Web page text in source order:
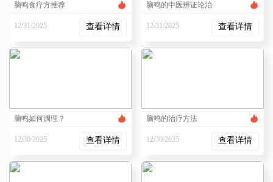
脑鸣食疗方推荐
12/31/2025
查看详情
脑鸣的中医辨证论治
12/31/2025
查看详情
脑鸣如何调理？
12/30/2025
查看详情
脑鸣的治疗方法
12/30/2025
查看详情